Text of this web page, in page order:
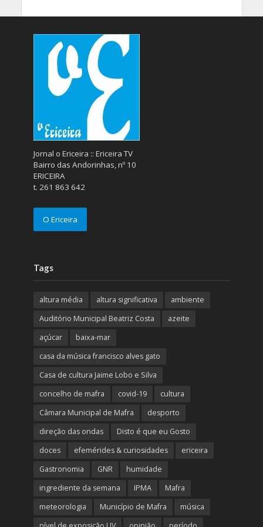
Jornal o Ericeira :: Ericeira TV
Bairro das Andorinhas, nº 10
ERICEIRA
t. 261 863 642
O Ericeira
Tags
altura média altura significativa
ambiente
Auditório Municipal Beatriz Costa
azeite
açúcar
baixa-mar
casa da música francisco alves gato
Casa de cultura Jaime Lobo e Silva
concelho de mafra
covid-19
cultura
Câmara Municipal de Mafra
desporto
direção das ondas
Disto é que eu Gosto
doces
efemérides & curiosidades
ericeira
Gastronomia
GNR
humidade
ingrediente da semana
IPMA
Mafra
meteorologia
Município de Mafra
música